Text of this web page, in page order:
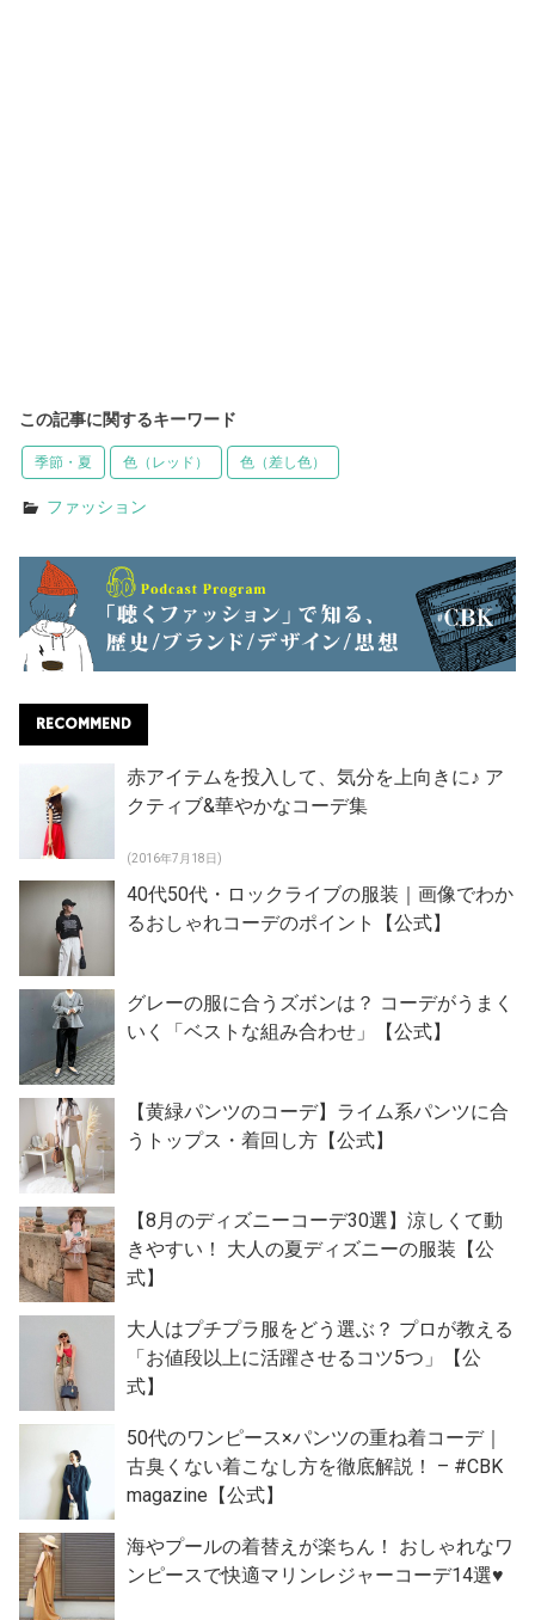
この記事に関するキーワード
季節・夏 色（レッド） 色（差し色）
ファッション
RECOMMEND
赤アイテムを投入して、気分を上向きに♪ ア
クティブ&華やかなコーデ集
(2016年7月18日)
40代50代・ロックライブの服装｜画像でわか
るおしゃれコーデのポイント【公式】
グレーの服に合うズボンは？ コーデがうまく
いく「ベストな組み合わせ」【公式】
【黄緑パンツのコーデ】ライム系パンツに合
うトップス・着回し方【公式】
【8月のディズニーコーデ30選】涼しくて動
きやすい！ 大人の夏ディズニーの服装【公
式】
大人はプチプラ服をどう選ぶ？ プロが教える
「お値段以上に活躍させるコツ5つ」【公
式】
50代のワンピース×パンツの重ね着コーデ｜
古臭くない着こなし方を徹底解説！ – #CBK
magazine【公式】
海やプールの着替えが楽ちん！ おしゃれなワ
ンピースで快適マリンレジャーコーデ14選♥